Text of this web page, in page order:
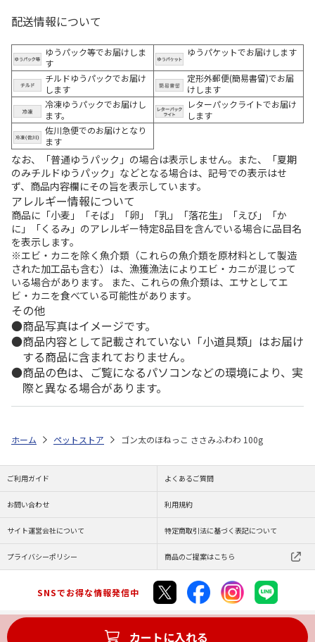
配送情報について
ゆうパック等でお届けしま
す
ゆうパケットでお届けします
チルドゆうパックでお届け
します
定形外郵便(簡易書留)でお届
けします
冷凍ゆうパックでお届けし
ます。
レターパックライトでお届け
します
佐川急便でのお届けとなり
ます
なお、「普通ゆうパック」の場合は表示しません。また、「夏期
のみチルドゆうパック」などとなる場合は、記号での表示はせ
ず、商品内容欄にその旨を表示しています。
アレルギー情報について
商品に「小麦」「そば」「卵」「乳」「落花生」「えび」「か
に」「くるみ」のアレルギー特定8品目を含んでいる場合に品目名
を表示します。
※エビ・カニを除く魚介類（これらの魚介類を原材料として製造
された加工品も含む）は、漁獲漁法によりエビ・カニが混じって
いる場合があります。 また、これらの魚介類は、エサとしてエ
ビ・カニを食べている可能性があります。
その他
商品写真はイメージです。
商品内容として記載されていない「小道具類」はお届け
する商品に含まれておりません。
商品の色は、ご覧になるパソコンなどの環境により、実
際と異なる場合があります。
カートに入れる
ホーム ペットストア ゴン太のほねっこ ささみふわわ 100g
ご利用ガイド よくあるご質問
お問い合わせ 利用規約
サイト運営会社について 特定商取引法に基づく表記について
プライバシーポリシー 商品のご提案はこちら
SNSでお得な情報発信中